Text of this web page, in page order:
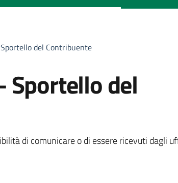
del Contribuente
Sportello del
di comunicare o di essere ricevuti dagli